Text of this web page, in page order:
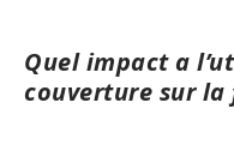
Quel impact a
couverture sur